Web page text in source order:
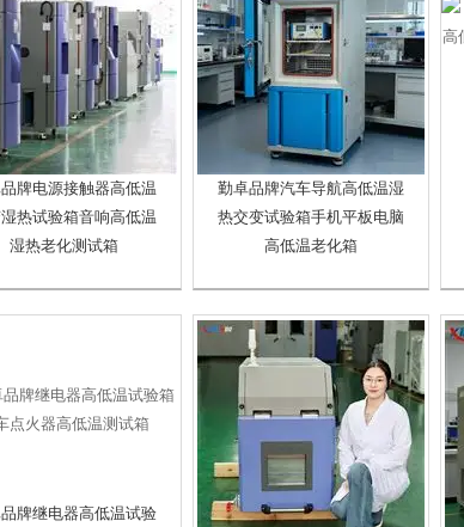
牌电源接触器高低温
热试验箱音响高低温
湿热老化测试箱
勤卓品牌汽车导航高低温湿
热交变试验箱手机平板电脑
高低温老化箱
牌继电器高低温试验